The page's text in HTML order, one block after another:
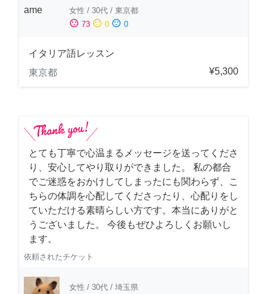
女性 / 30代 / 東京都
sentiment_satisfied 73 sentiment_neutral 0 sentiment_dissatisfied 0
イタリア語レッスン
東京都
¥5,300
とても丁寧で心温まるメッセージを送ってくださ
り、安心してやり取りができました。 私の都合
でご迷惑をおかけしてしまったにも関わらず、こ
ちらの体調を心配してくださったり、心配りをし
ていただける素晴らしい方です。本当にありがと
うございました。 今後もぜひよろしくお願いし
ます。
依頼されたチケット
女性 / 30代 / 埼玉県